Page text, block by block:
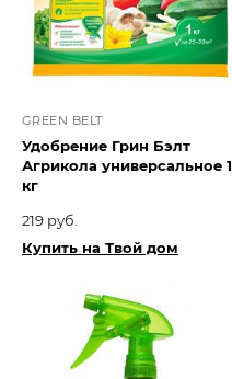
GREEN BELT
Удобрение Грин Бэлт
Агрикола универсальное 1
кг
219 руб.
Купить на Твой дом